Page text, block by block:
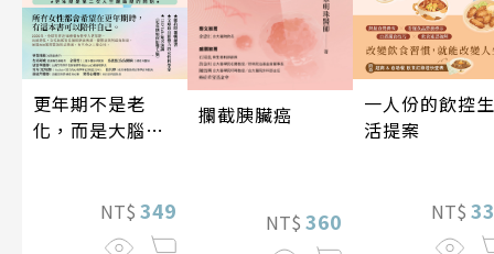
更年期不是老
化，而是大腦重
NT$ 349
攔截胰臟癌
NT$ 360
一人份的飲控生
活提案
NT$